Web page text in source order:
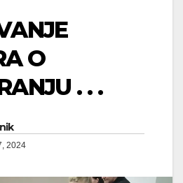
O
. . .
2024